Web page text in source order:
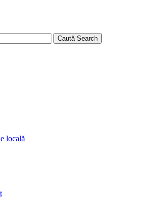
Caută Search
locală